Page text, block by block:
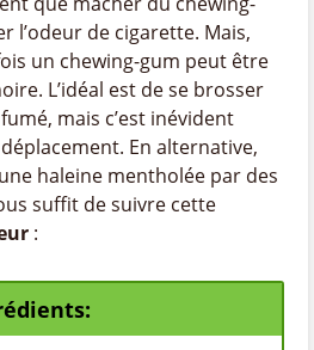
l’odeur de cigarette. Mais,
un chewing-gum peut être
L’idéal est de se brosser
mais c’est inévident
En alternative,
haleine mentholée par des
suffit de suivre cette
: